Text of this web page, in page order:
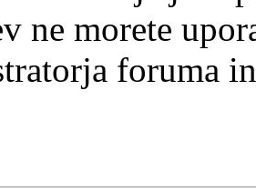
ne morete
foruma